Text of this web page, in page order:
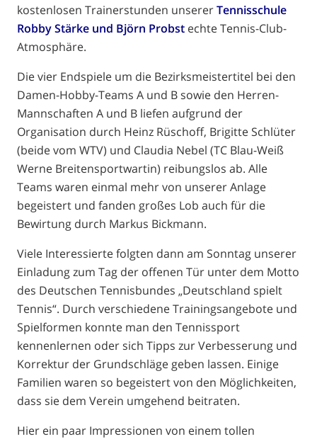
kostenlosen Trainerstunden unsererTennisschule
Robby Stärke und Björn Probst echte Tennis-Club-
Atmosphäre.
Die vier Endspiele um die Bezirksmeistertitel bei den
Damen-Hobby-Teams A und B sowie den Herren-
Mannschaften A und B liefen aufgrund der
Organisation durch Heinz Rüschoff, Brigitte Schlüter
(beide vom WTV) und Claudia Nebel (TC Blau-Weiß
Werne Breitensportwartin) reibungslos ab. Alle
Teams waren einmal mehr von unserer Anlage
begeistert und fanden großes Lob auch für die
Bewirtung durch Markus Bickmann.
Viele Interessierte folgten dann am Sonntag unserer
Einladung zum Tag der offenen Tür unter dem Motto
des Deutschen Tennisbundes „Deutschland spielt
Tennis“. Durch verschiedene Trainingsangebote und
Spielformen konnte man den Tennissport
kennenlernen oder sich Tipps zur Verbesserung und
Korrektur der Grundschläge geben lassen. Einige
Familien waren so begeistert von den Möglichkeiten,
dass sie dem Verein umgehend beitraten.
Hier ein paar Impressionen von einem tollen